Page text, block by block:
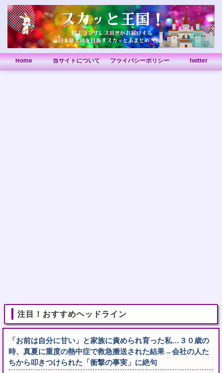
Home 当サイトについて プライバシーポリシー Twitter
注目！おすすめヘッドライン
「お前は自分に甘い」と家族に責められ育った私…３０歳の
時、真夏に重度の熱中症で救急搬送された結果→会社の人た
ちから叩きつけられた「衝撃の事実」に絶句